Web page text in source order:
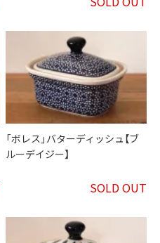
「ボレス」バターディッシュ【ブ
ルーデイジー】
SOLD OUT